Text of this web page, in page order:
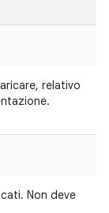
relativo
Non deve